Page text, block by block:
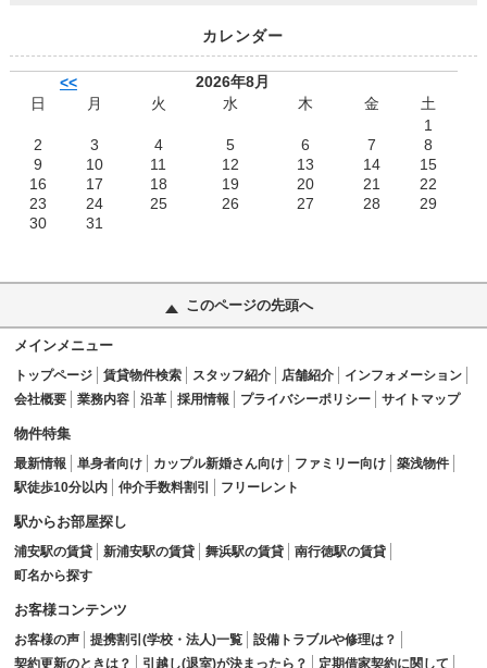
カレンダー
<<
2026年8月
日
月 火 水 木 金
土
1
2
3 4 5 6 7
8
9
10 11 12 13 14
15
16
17 18 19 20 21
22
23
24 25 26 27 28
29
30
31
このページの先頭へ
メインメニュー
トップページ 賃貸物件検索 スタッフ紹介 店舗紹介
インフォメーション
会社概要
業務内容 沿革 採用情報 プライバシーポリシー サイトマップ
物件特集
最新情報 単身者向け カップル新婚さん向け ファミリー向け
築浅物件
駅徒歩10分以内
仲介手数料割引 フリーレント
駅からお部屋探し
浦安駅の賃貸 新浦安駅の賃貸 舞浜駅の賃貸
南行徳駅の賃貸
町名から探す
お客様コンテンツ
お客様の声 提携割引(学校・法人)一覧
設備トラブルや修理は？
契約更新のときは？
引越し(退室)が決まったら？
定期借家契約に関して